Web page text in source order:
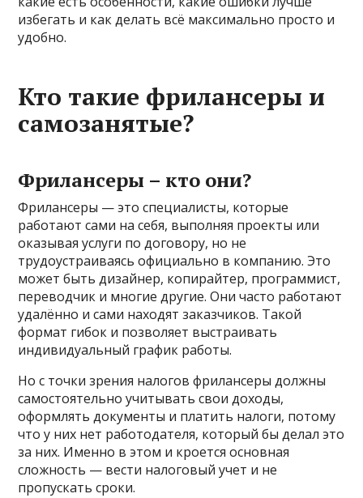
избегать и как делать всё максимально просто и
удобно.
Кто такие фрилансеры и
самозанятые?
Фрилансеры – кто они?
Фрилансеры — это специалисты, которые
работают сами на себя, выполняя проекты или
оказывая услуги по договору, но не
трудоустраиваясь официально в компанию. Это
может быть дизайнер, копирайтер, программист,
переводчик и многие другие. Они часто работают
удалённо и сами находят заказчиков. Такой
формат гибок и позволяет выстраивать
индивидуальный график работы.
Но с точки зрения налогов фрилансеры должны
самостоятельно учитывать свои доходы,
оформлять документы и платить налоги, потому
что у них нет работодателя, который бы делал это
за них. Именно в этом и кроется основная
сложность — вести налоговый учет и не
пропускать сроки.